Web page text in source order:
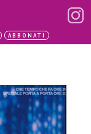
ABBONATI